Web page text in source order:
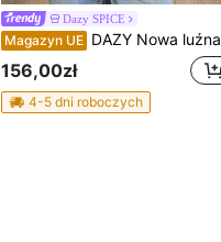
Dazy SPICE
Magazyn UE DAZY Nowa luźna casualowa krótka kurtka wierzchnia w kolorze brązowym na jesień/zimę
156,00zł
4-5 dni roboczych